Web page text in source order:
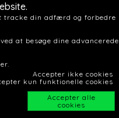
tracke din adfærd og forbedre
at besøge dine advancerede
Accepter ikke cookies
kun funktionelle cookies
Accepter alle
cookies